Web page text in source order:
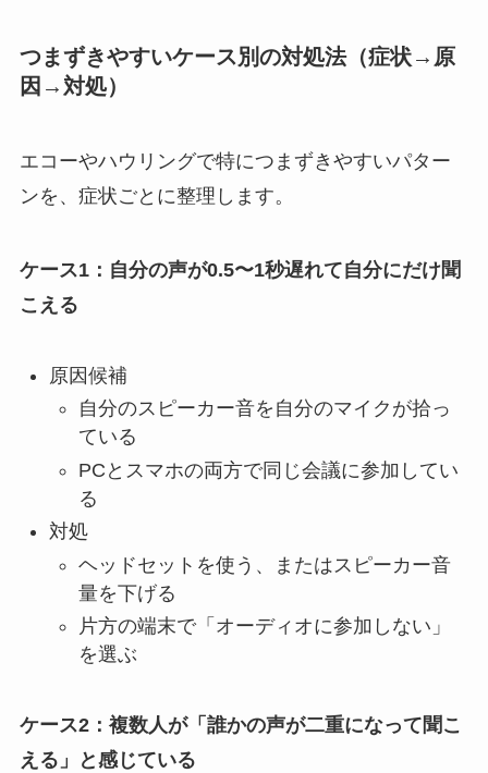
つまずきやすいケース別の対処法（症状→原
因→対処）
エコーやハウリングで特につまずきやすいパター
ンを、症状ごとに整理します。
ケース1：自分の声が0.5〜1秒遅れて自分にだけ聞
こえる
原因候補
自分のスピーカー音を自分のマイクが拾っ
ている
PCとスマホの両方で同じ会議に参加してい
る
対処
ヘッドセットを使う、またはスピーカー音
量を下げる
片方の端末で「オーディオに参加しない」
を選ぶ
ケース2：複数人が「誰かの声が二重になって聞こ
える」と感じている